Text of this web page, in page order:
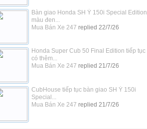
Bàn giao Honda SH Ý 150i Special Edition
màu đen...
Mua Bán Xe 247 replied 22/7/26
Honda Super Cub 50 Final Edition tiếp tục
có thêm...
Mua Bán Xe 247 replied 21/7/26
CubHouse tiếp tục bàn giao SH Ý 150i
Special...
Mua Bán Xe 247 replied 21/7/26